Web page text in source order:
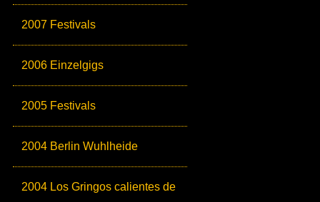
2007 Festivals
2006 Einzelgigs
2005 Festivals
2004 Berlin Wuhlheide
2004 Los Gringos calientes de